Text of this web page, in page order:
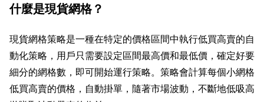
什麼是現貨網格？
現貨網格策略是一種在特定的價格區間中執行低買高賣的自
動化策略，用戶只需要設定區間最高價和最低價，確定好要
細分的網格數，即可開始運行策略。策略會計算每個小網格
低買高賣的價格，自動掛單，隨著市場波動，不斷地低吸高